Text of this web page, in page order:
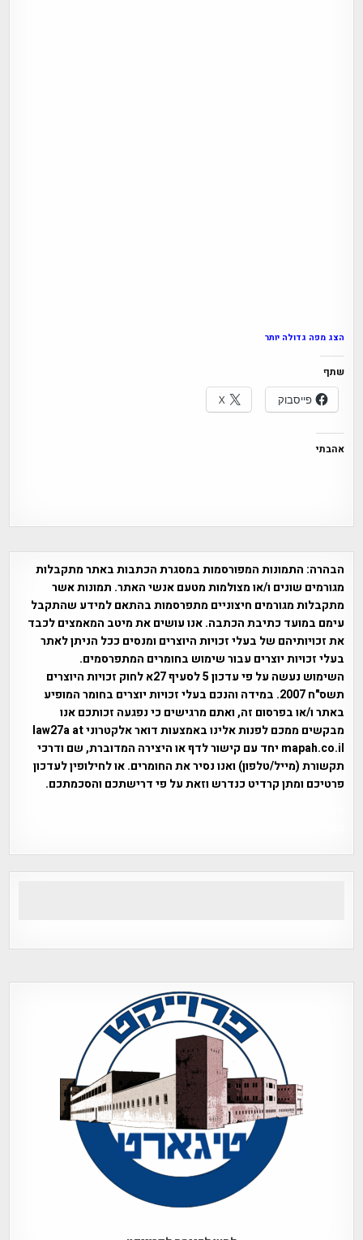
הצג מפה גדולה יותר
שתף
פייסבוק
X
אהבתי
הבהרה: התמונות המפורסמות במסגרת הכתבות באתר מתקבלות
מגורמים שונים ו/או מצולמות מטעם אנשי האתר. תמונות אשר
מתקבלות מגורמים חיצוניים מתפרסמות בהתאם למידע שהתקבל
עימם במועד כתיבת הכתבה. אנו עושים את מיטב המאמצים לכבד
את זכויותיהם של בעלי זכויות היוצרים ומנסים ככל הניתן לאתר
בעלי זכויות יוצרים עבור שימוש בחומרים המתפרסמים.
השימוש נעשה על פי עדכון 5 לסעיף 27א לחוק זכויות היוצרים
תשס"ח 2007. במידה והנכם בעלי זכויות יוצרים בחומר המופיע
באתר ו/או בפרסום זה, ואתם מרגישים כי נפגעה זכותכם אנו
מבקשים ממכם לפנות אלינו באמצעות דואר אלקטרוני law27a at
mapah.co.il יחד עם קישור לדף או היצירה המדוברת, שם ודרכי
תקשורת (מייל/טלפון) ואנו נסיר את החומרים. או לחילופין לעדכון
פרטיכם ומתן קרדיט כנדרש וזאת על פי דרישתכם והסכמתכם.